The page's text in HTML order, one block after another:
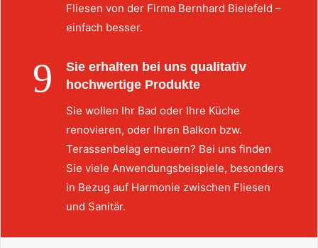
Fliesen von der Firma Bernhard Bielefeld –
einfach besser.
9
Sie erhalten bei uns qualitativ
hochwertige Produkte
Sie wollen Ihr Bad oder Ihre Küche
renovieren, oder Ihren Balkon bzw.
Terassenbelag erneuern? Bei uns finden
Sie viele Anwendungsbeispiele, besonders
in Bezug auf Harmonie zwischen Fliesen
und Sanitär.